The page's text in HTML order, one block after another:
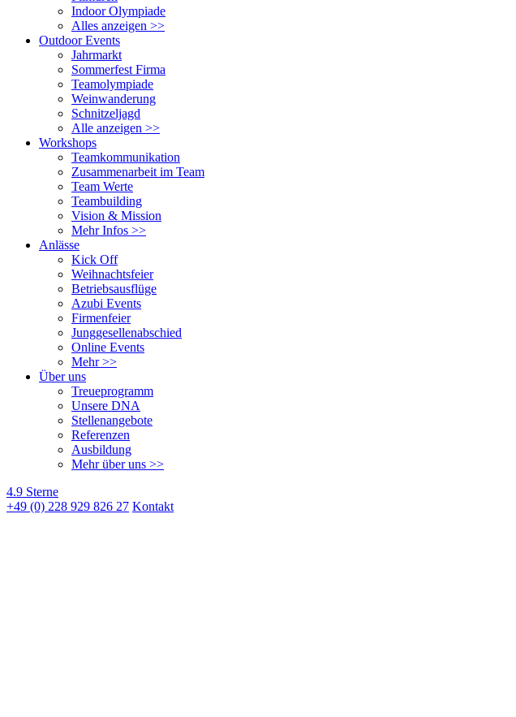
Indoor Olympiade
Alles anzeigen >>
Outdoor Events
Jahrmarkt
Sommerfest Firma
Teamolympiade
Weinwanderung
Schnitzeljagd
Alle anzeigen >>
Workshops
Teamkommunikation
Zusammenarbeit im Team
Team Werte
Teambuilding
Vision & Mission
Mehr Infos >>
Anlässe
Kick Off
Weihnachtsfeier
Betriebsausflüge
Azubi Events
Firmenfeier
Junggesellenabschied
Online Events
Mehr >>
Über uns
Treueprogramm
Unsere DNA
Stellenangebote
Referenzen
Ausbildung
Mehr über uns >>
4.9 Sterne
+49 (0) 228 929 826 27 Kontakt